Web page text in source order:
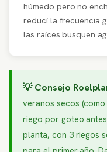
húmedo pero no
reducí la frecuencia
las raíces busquen
💡 Consejo
veranos secos
riego por goteo
planta, con 3 riegos